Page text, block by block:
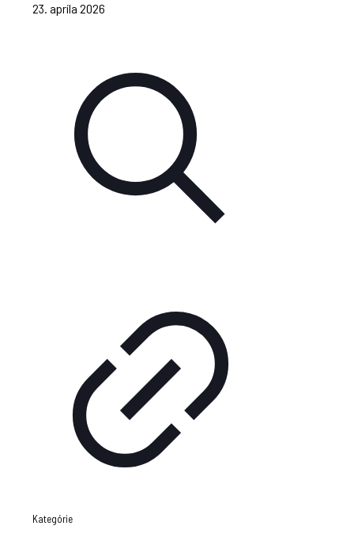
23. apríla 2026
Kategórie